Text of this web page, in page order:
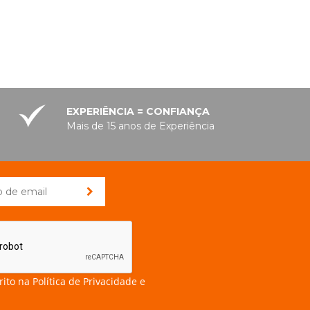
EXPERIÊNCIA = CONFIANÇA
Mais de 15 anos de Experiência
na Política de Privacidade e